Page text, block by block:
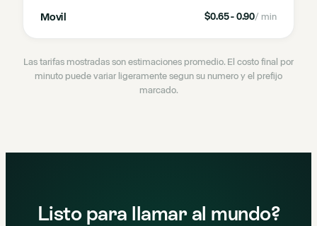
Movil $0.65 - 0.90/ min
Las tarifas mostradas son estimaciones promedio. El costo final por
minuto puede variar ligeramente segun su numero y el prefijo
marcado.
Listo para llamar al mundo?